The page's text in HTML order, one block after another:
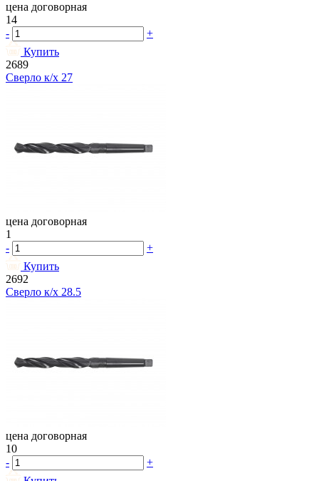
цена договорная
14
-
+
Купить
2689
Сверло к/х 27
цена договорная
1
-
+
Купить
2692
Сверло к/х 28.5
цена договорная
10
-
+